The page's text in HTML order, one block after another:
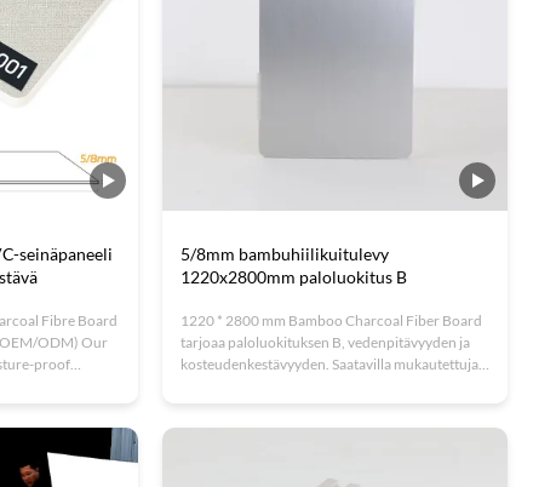
seinäpaneeli
Fibre Board
ODM) Our
proof
this material
fireproof ...
5/8mm bambuhiilikuitulevy
1220x2800mm paloluokitus B
1220 * 2800 mm Bamboo Charcoal Fiber Board
tarjoaa paloluokituksen B, vedenpitävyyden ja
kosteudenkestävyyden. Saatavilla mukautettuja
Ihanteellinen hotelleihin, toimistoihin ja muihin.